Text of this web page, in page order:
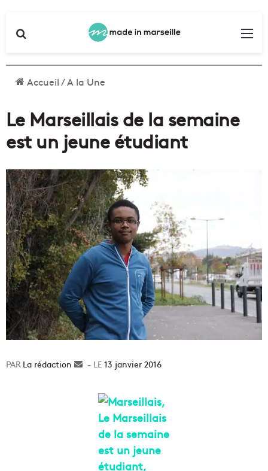
Accueil/A la Une
Le Marseillais de la semaine
est un jeune étudiant
La rédaction
Envoyer13 janvier 2016